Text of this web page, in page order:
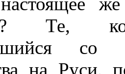
Те,
со
на Руси,